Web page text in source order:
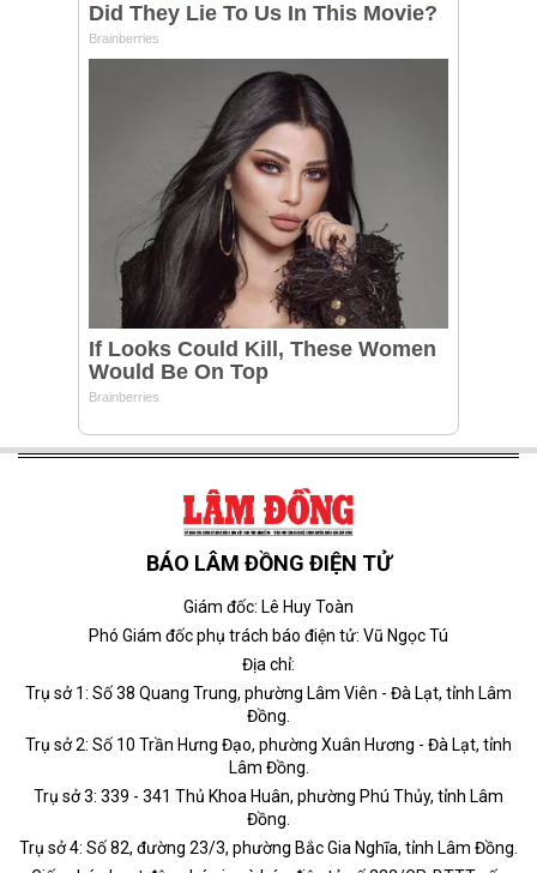
BÁO LÂM ĐỒNG ĐIỆN TỬ
Giám đốc: Lê Huy Toàn
Phó Giám đốc phụ trách báo điện tử: Vũ Ngọc Tú
Địa chỉ:
Trụ sở 1: Số 38 Quang Trung, phường Lâm Viên - Đà Lạt, tỉnh Lâm
Đồng.
Trụ sở 2: Số 10 Trần Hưng Đạo, phường Xuân Hương - Đà Lạt, tỉnh
Lâm Đồng.
Trụ sở 3: 339 - 341 Thủ Khoa Huân, phường Phú Thủy, tỉnh Lâm
Đồng.
Trụ sở 4: Số 82, đường 23/3, phường Bắc Gia Nghĩa, tỉnh Lâm Đồng.